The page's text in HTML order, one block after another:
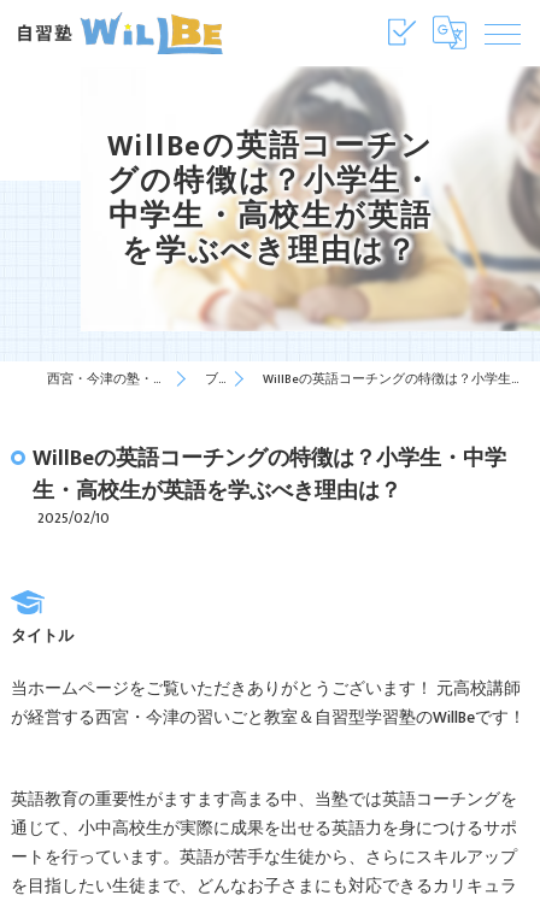
WillBeの英語コーチン
グの特徴は？小学生・
中学生・高校生が英語
を学ぶべき理由は？
西宮・今津の塾・学習塾は自習塾WillBe ブログ WillBeの英語コーチングの特徴は？小学生・中学生・高校生が英語を学ぶべき理由は？
WillBeの英語コーチングの特徴は？小学生・中学
生・高校生が英語を学ぶべき理由は？
2025/02/10
タイトル
当ホームページをご覧いただきありがとうございます！ 元高校講師
が経営する西宮・今津の習いごと教室＆自習型学習塾のWillBeです！
英語教育の重要性がますます高まる中、当塾では英語コーチングを
通じて、小中高校生が実際に成果を出せる英語力を身につけるサポ
ートを行っています。英語が苦手な生徒から、さらにスキルアップ
を目指したい生徒まで、どんなお子さまにも対応できるカリキュラ